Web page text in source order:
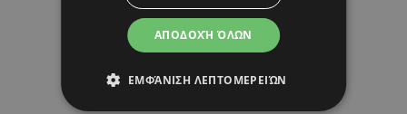
ΑΠΟΔΟΧΉ ΌΛΩΝ
ΕΜΦΆΝΙΣΗ ΛΕΠΤΟΜΕΡΕΙΏΝ